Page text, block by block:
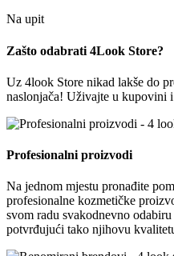
Na upit
Zašto odabrati 4Look Store?
Uz 4look Store nikad lakše do
naslonjača! Uživajte u kupovini
Profesionalni proizvodi
Na jednom mjestu pronađite
profesionalne kozmetičke
svom radu svakodnevno
potvrđujući tako njihovu